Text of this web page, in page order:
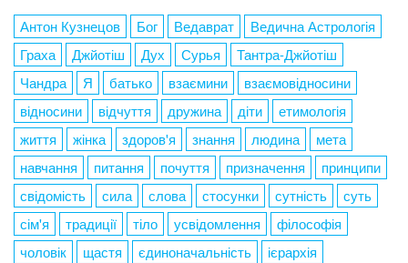
Антон Кузнецов Бог Ведаврат
Ведична Астрологія
Граха
Джйотіш Дух Сурья
Тантра-Джйотіш
Чандра
Я батько взаємини
взаємовідносини
відносини
відчуття дружина діти
етимологія
життя
жінка здоров'я знання людина
мета
навчання
питання почуття призначення
принципи
свідомість
сила слова стосунки сутність
суть
сім'я
традиції тіло усвідомлення
філософія
чоловік
щастя єдиноначальність ієрархія